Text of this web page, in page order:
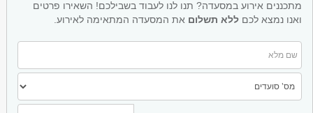
מתכננים אירוע במסעדה? תנו לנו לעבוד בשבילכם! השאירו פרטים
ואנו נמצא לכם ללא תשלום את המסעדה המתאימה לאירוע.